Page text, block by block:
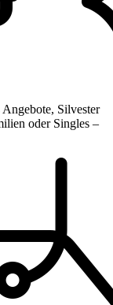
Silvester
oder Singles –